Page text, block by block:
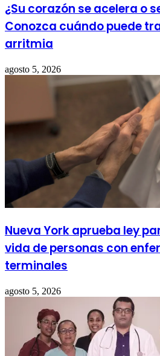
¿Su corazón se acelera o
Conozca cuándo puede
arritmia
agosto 5, 2026
Nueva York aprueba ley
vida de personas con
terminales
agosto 5, 2026